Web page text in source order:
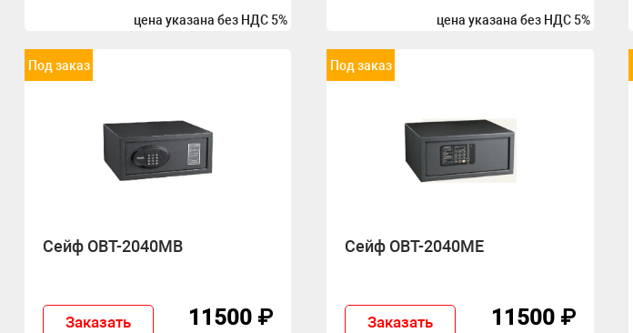
цена указана без НДС 5% цена указана без НДС 5%
Сейф OBT-2040MB
Заказать 11500 ₽
Под заказ
Сейф OBT-2040ME
Заказать 11500 ₽
Под заказ